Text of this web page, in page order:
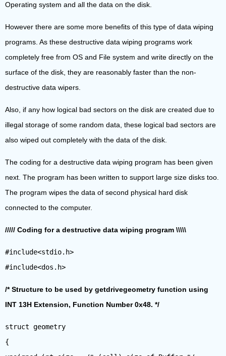
Operating system and all the data on the disk.
However there are some more benefits of this type of data wiping
programs. As these destructive data wiping programs work
completely free from OS and File system and write directly on the
surface of the disk, they are reasonably faster than the non-
destructive data wipers.
Also, if any how logical bad sectors on the disk are created due to
illegal storage of some random data, these logical bad sectors are
also wiped out completely with the data of the disk.
The coding for a destructive data wiping program has been given
next. The program has been written to support large size disks too.
The program wipes the data of second physical hard disk
connected to the computer.
///// Coding for a destructive data wiping program \\\\\
#include<stdio.h>
/* Structure to be used by getdrivegeometry function using
INT 13H Extension, Function Number 0x48. */
struct geometry
{